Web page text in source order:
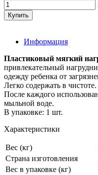
Информация
Пластиковый мягкий
привлекательный
одежду ребенка от
Легко содержать в чистоте.
После каждого
мыльной воде.
В упаковке: 1 шт.
Характеристики
Вес (кг)
Страна изготовления
Вес в упаковке (кг)